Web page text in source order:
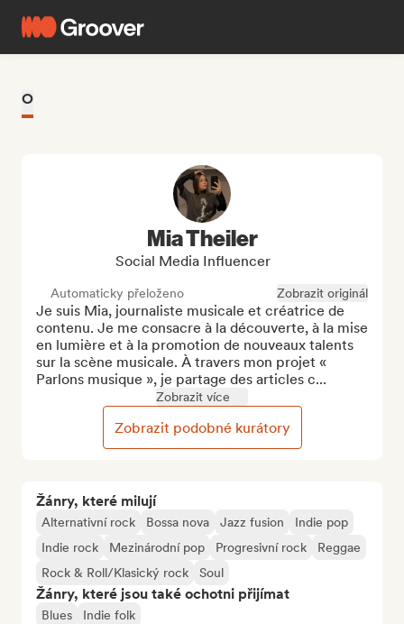
O
Žánry, které milují
Alternativní rock Bossa nova Jazz fusion
Indie pop
Indie rock
Mezinárodní pop Progresivní rock
Reggae
Rock & Roll/Klasický rock
Soul
Žánry, které jsou také ochotni přijímat
Blues Indie folk
Mia Theiler
Social Media Influencer
Automaticky přeloženo Zobrazit originál
Je suis Mia, journaliste musicale et créatrice de
contenu. Je me consacre à la découverte, à la mise
en lumière et à la promotion de nouveaux talents
sur la scène musicale. À travers mon projet «
Parlons musique », je partage des articles c...
Zobrazit více
Zobrazit podobné kurátory